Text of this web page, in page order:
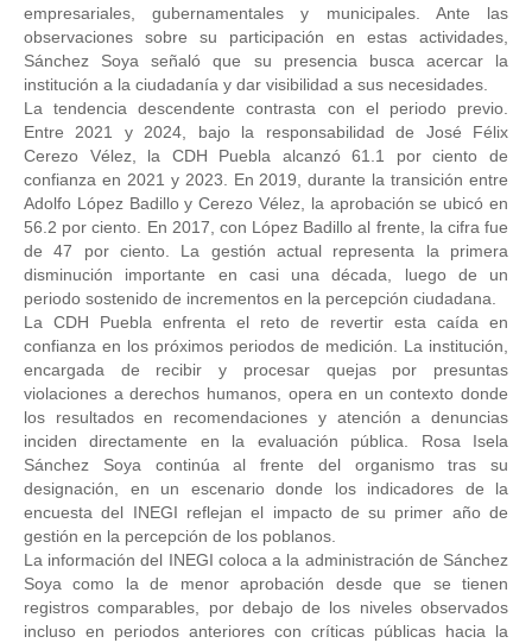
empresariales, gubernamentales y municipales. Ante las
observaciones sobre su participación en estas actividades,
Sánchez Soya señaló que su presencia busca acercar la
institución a la ciudadanía y dar visibilidad a sus necesidades.
La tendencia descendente contrasta con el periodo previo.
Entre 2021 y 2024, bajo la responsabilidad de José Félix
Cerezo Vélez, la CDH Puebla alcanzó 61.1 por ciento de
confianza en 2021 y 2023. En 2019, durante la transición entre
Adolfo López Badillo y Cerezo Vélez, la aprobación se ubicó en
56.2 por ciento. En 2017, con López Badillo al frente, la cifra fue
de 47 por ciento. La gestión actual representa la primera
disminución importante en casi una década, luego de un
periodo sostenido de incrementos en la percepción ciudadana.
La CDH Puebla enfrenta el reto de revertir esta caída en
confianza en los próximos periodos de medición. La institución,
encargada de recibir y procesar quejas por presuntas
violaciones a derechos humanos, opera en un contexto donde
los resultados en recomendaciones y atención a denuncias
inciden directamente en la evaluación pública. Rosa Isela
Sánchez Soya continúa al frente del organismo tras su
designación, en un escenario donde los indicadores de la
encuesta del INEGI reflejan el impacto de su primer año de
gestión en la percepción de los poblanos.
La información del INEGI coloca a la administración de Sánchez
Soya como la de menor aprobación desde que se tienen
registros comparables, por debajo de los niveles observados
incluso en periodos anteriores con críticas públicas hacia la